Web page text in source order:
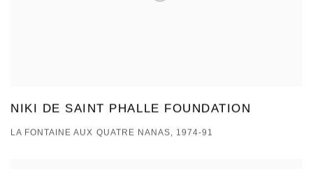
NIKI DE SAINT PHALLE FOUNDATION
LA FONTAINE AUX QUATRE NANAS, 1974-91